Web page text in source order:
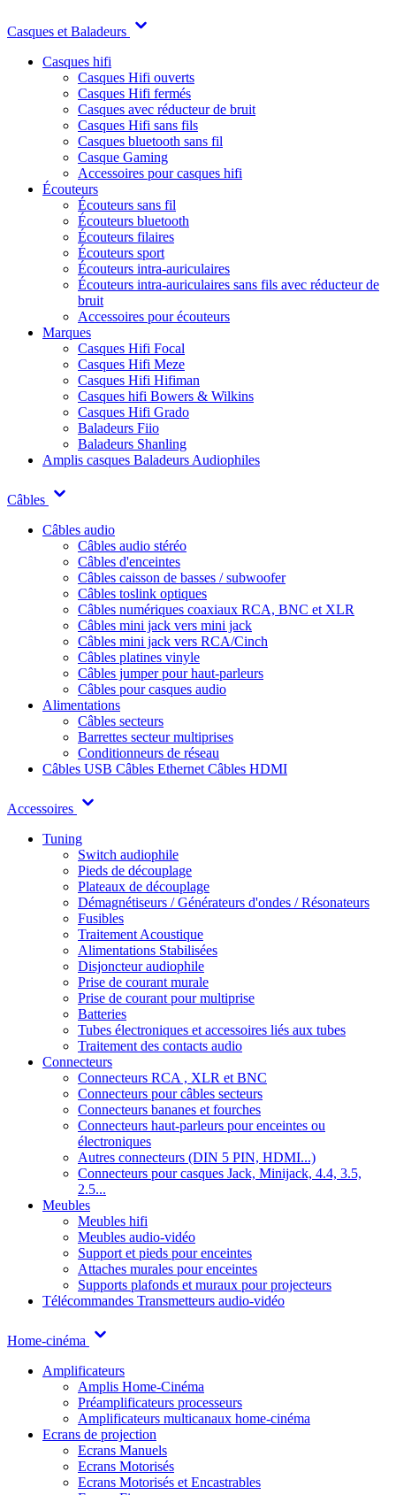
Casques et Baladeurs
Casques hifi
Casques Hifi ouverts
Casques Hifi fermés
Casques avec réducteur de bruit
Casques Hifi sans fils
Casques bluetooth sans fil
Casque Gaming
Accessoires pour casques hifi
Écouteurs
Écouteurs sans fil
Écouteurs bluetooth
Écouteurs filaires
Écouteurs sport
Écouteurs intra-auriculaires
Écouteurs intra-auriculaires sans fils avec réducteur de
bruit
Accessoires pour écouteurs
Marques
Casques Hifi Focal
Casques Hifi Meze
Casques Hifi Hifiman
Casques hifi Bowers & Wilkins
Casques Hifi Grado
Baladeurs Fiio
Baladeurs Shanling
Amplis casques Baladeurs Audiophiles
Câbles
Câbles audio
Câbles audio stéréo
Câbles d'enceintes
Câbles caisson de basses / subwoofer
Câbles toslink optiques
Câbles numériques coaxiaux RCA, BNC et XLR
Câbles mini jack vers mini jack
Câbles mini jack vers RCA/Cinch
Câbles platines vinyle
Câbles jumper pour haut-parleurs
Câbles pour casques audio
Alimentations
Câbles secteurs
Barrettes secteur multiprises
Conditionneurs de réseau
Câbles USB Câbles Ethernet Câbles HDMI
Accessoires
Tuning
Switch audiophile
Pieds de découplage
Plateaux de découplage
Démagnétiseurs / Générateurs d'ondes / Résonateurs
Fusibles
Traitement Acoustique
Alimentations Stabilisées
Disjoncteur audiophile
Prise de courant murale
Prise de courant pour multiprise
Batteries
Tubes électroniques et accessoires liés aux tubes
Traitement des contacts audio
Connecteurs
Connecteurs RCA , XLR et BNC
Connecteurs pour câbles secteurs
Connecteurs bananes et fourches
Connecteurs haut-parleurs pour enceintes ou
électroniques
Autres connecteurs (DIN 5 PIN, HDMI...)
Connecteurs pour casques Jack, Minijack, 4.4, 3.5,
2.5...
Meubles
Meubles hifi
Meubles audio-vidéo
Support et pieds pour enceintes
Attaches murales pour enceintes
Supports plafonds et muraux pour projecteurs
Télécommandes Transmetteurs audio-vidéo
Home-cinéma
Amplificateurs
Amplis Home-Cinéma
Préamplificateurs processeurs
Amplificateurs multicanaux home-cinéma
Ecrans de projection
Ecrans Manuels
Ecrans Motorisés
Ecrans Motorisés et Encastrables